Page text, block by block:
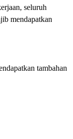
seluruh
mendapatkan
tambahan